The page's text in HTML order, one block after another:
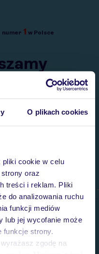
O plikach cookies
pliki cookie w celu
oraz
treści i reklam. Pliki
do analizowania ruchu
funkcji mediów
lub jej wycofanie może
funkcje strony.
zgodę na
numer 1 w Polsce
krótkie wakacje.